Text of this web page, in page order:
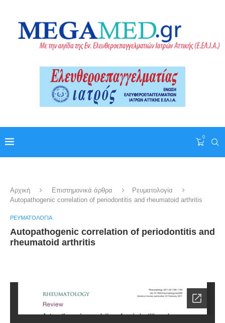
0
Αρχική Επιστημονικά άρθρα
Ρευματολογία
Autopathogenic correlation of periodontitis and rheumatoid arthritis
ΡΕΥΜΑΤΟΛΟΓΊΑ
Autopathogenic correlation of periodontitis and
rheumatoid arthritis